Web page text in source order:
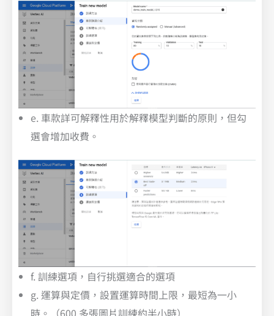
e. 車款詳可解釋性用於解釋模型判斷的原則，但勾
選會增加收費。
f. 訓練選項，自行挑選適合的選項
g. 運算與定價，設置運算時間上限，最短為一小